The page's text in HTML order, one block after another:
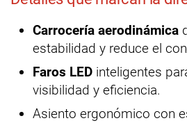
Carrocería aerodinámica
estabilidad y reduce el
Faros LED inteligentes
visibilidad y eficiencia.
Asiento ergonómico con